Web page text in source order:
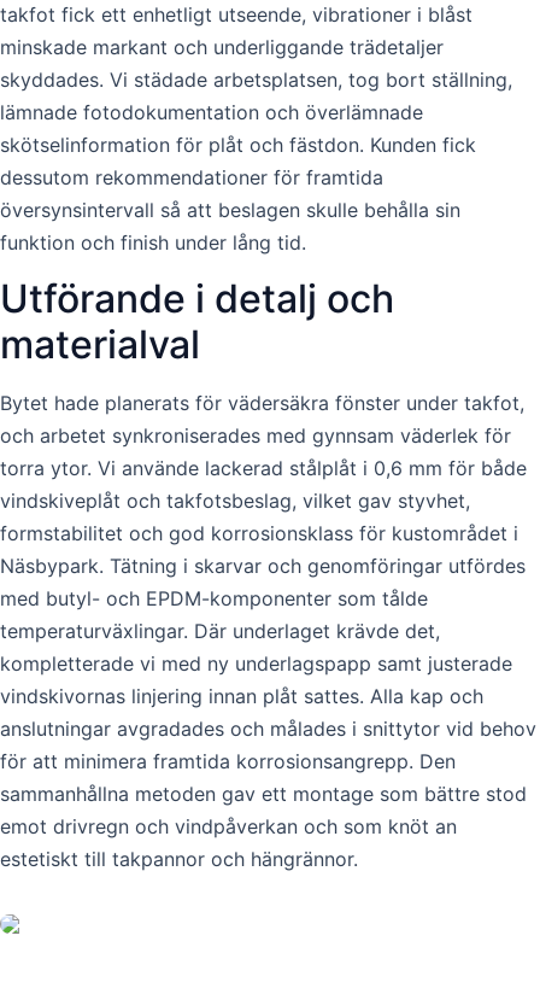
takfot fick ett enhetligt utseende, vibrationer i blåst
minskade markant och underliggande trädetaljer
skyddades. Vi städade arbetsplatsen, tog bort ställning,
lämnade fotodokumentation och överlämnade
skötselinformation för plåt och fästdon. Kunden fick
dessutom rekommendationer för framtida
översynsintervall så att beslagen skulle behålla sin
funktion och finish under lång tid.
Utförande i detalj och
materialval
Bytet hade planerats för vädersäkra fönster under takfot,
och arbetet synkroniserades med gynnsam väderlek för
torra ytor. Vi använde lackerad stålplåt i 0,6 mm för både
vindskiveplåt och takfotsbeslag, vilket gav styvhet,
formstabilitet och god korrosionsklass för kustområdet i
Näsbypark. Tätning i skarvar och genomföringar utfördes
med butyl- och EPDM-komponenter som tålde
temperaturväxlingar. Där underlaget krävde det,
kompletterade vi med ny underlagspapp samt justerade
vindskivornas linjering innan plåt sattes. Alla kap och
anslutningar avgradades och målades i snittytor vid behov
för att minimera framtida korrosionsangrepp. Den
sammanhållna metoden gav ett montage som bättre stod
emot drivregn och vindpåverkan och som knöt an
estetiskt till takpannor och hängrännor.